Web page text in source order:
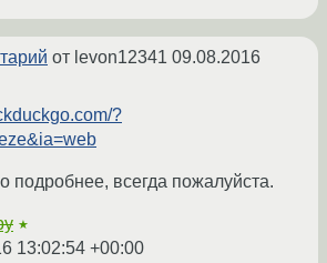
от levon12341 09.08.2016
?
подробнее, всегда пожалуйста.
★
13:02:54 +00:00